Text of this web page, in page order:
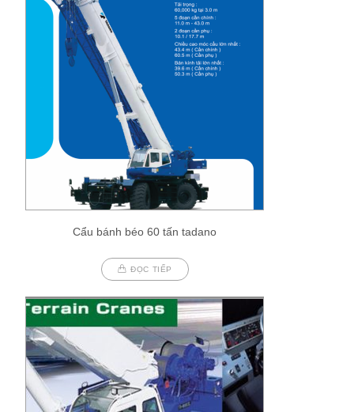
Cẩu bánh béo 60 tấn tadano
ĐỌC TIẾP